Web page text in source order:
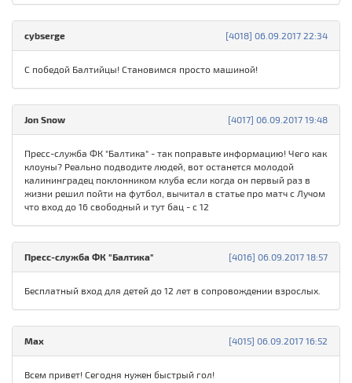
[4018] 06.09.2017 22:34
cybserge
С победой Балтийцы! Становимся просто машиной!
[4017] 06.09.2017 19:48
Jon Snow
Пресс-служба ФК "Балтика" - так поправьте информацию! Чего как
клоуны? Реально подводите людей, вот останется молодой
калининградец поклонником клуба если когда он первый раз в
жизни решил пойти на футбол, вычитал в статье про матч с Лучом
что вход до 16 свободный и тут бац - с 12
[4016] 06.09.2017 18:57
Пресс-служба ФК "Балтика"
Бесплатный вход для детей до 12 лет в сопровождении взрослых.
[4015] 06.09.2017 16:52
Max
Всем привет! Сегодня нужен быстрый гол!